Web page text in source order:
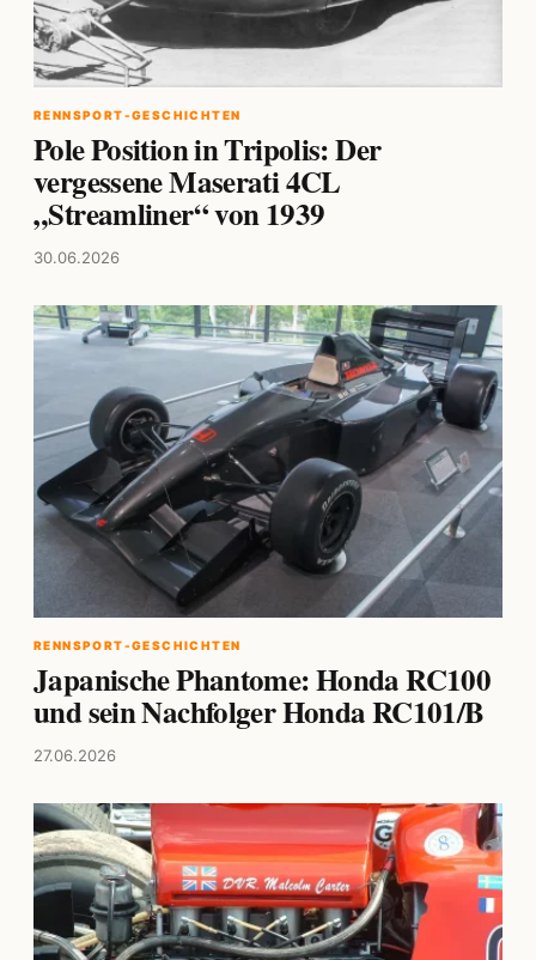
RENNSPORT-GESCHICHTEN
Pole Position in Tripolis: Der
vergessene Maserati 4CL
„Streamliner“ von 1939
30.06.2026
RENNSPORT-GESCHICHTEN
Japanische Phantome: Honda RC100
und sein Nachfolger Honda RC101/B
27.06.2026